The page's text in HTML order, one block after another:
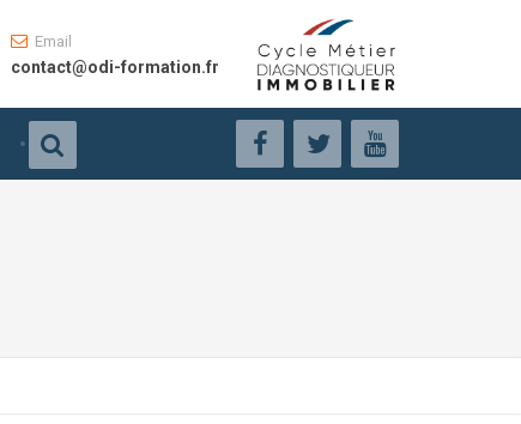
Email
contact@odi-formation.fr